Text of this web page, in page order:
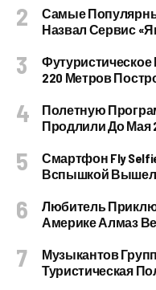
Самые
Назвал Сервис
220 Метров
Полетную
Продлили До Мая
Смартфон Fly
Вспышкой Вышел
Любитель
Америке Алмаз
Музыкантов
Туристическая